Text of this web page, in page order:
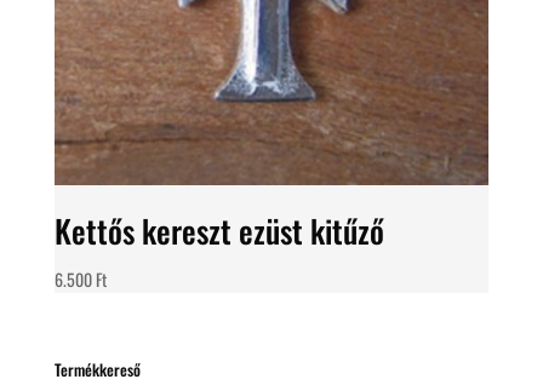
Kettős kereszt ezüst kitűző
6.500Ft
Termékkereső